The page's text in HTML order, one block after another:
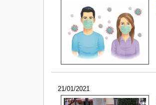
21/01/2021